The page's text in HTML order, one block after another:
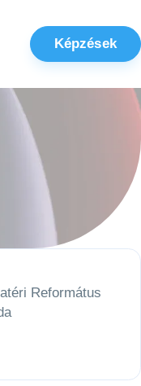
Képzések
Református